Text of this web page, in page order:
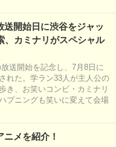
送開始日に渋谷をジャッ
、カミナリがスペシャル
送開始を記念し、7月8日に
れた。学ラン33人が主人公の
き、お笑いコンビ・カミナリ
プニングも笑いに変えて会場
メを紹介！